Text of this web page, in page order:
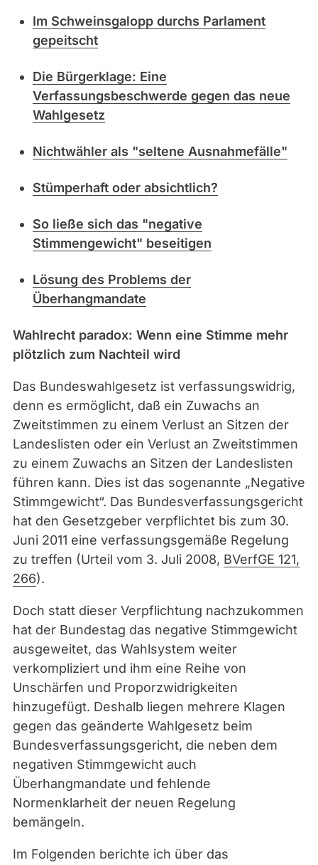
Im Schweinsgalopp durchs Parlament
gepeitscht
Die Bürgerklage: Eine
Verfassungsbeschwerde gegen das neue
Wahlgesetz
Nichtwähler als "seltene Ausnahmefälle"
Stümperhaft oder absichtlich?
So ließe sich das "negative
Stimmengewicht" beseitigen
Lösung des Problems der
Überhangmandate
Wahlrecht paradox: Wenn eine Stimme mehr
plötzlich zum Nachteil wird
Das Bundeswahlgesetz ist verfassungswidrig,
denn es ermöglicht, daß ein Zuwachs an
Zweitstimmen zu einem Verlust an Sitzen der
Landeslisten oder ein Verlust an Zweitstimmen
zu einem Zuwachs an Sitzen der Landeslisten
führen kann. Dies ist das sogenannte „Negative
Stimmgewicht“. Das Bundesverfassungsgericht
hat den Gesetzgeber verpflichtet bis zum 30.
Juni 2011 eine verfassungsgemäße Regelung
zu treffen (Urteil vom 3. Juli 2008, BVerfGE 121,
266).
Doch statt dieser Verpflichtung nachzukommen
hat der Bundestag das negative Stimmgewicht
ausgeweitet, das Wahlsystem weiter
verkompliziert und ihm eine Reihe von
Unschärfen und Proporzwidrigkeiten
hinzugefügt. Deshalb liegen mehrere Klagen
gegen das geänderte Wahlgesetz beim
Bundesverfassungsgericht, die neben dem
negativen Stimmgewicht auch
Überhangmandate und fehlende
Normenklarheit der neuen Regelung
bemängeln.
Im Folgenden berichte ich über das